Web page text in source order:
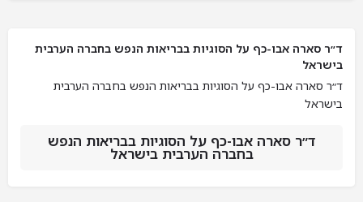
ד״ר סארה אבו-כף על הסוגיות בבריאות הנפש בחברה הערבית
בישראל
ד״ר סארה אבו-כף על הסוגיות בבריאות הנפש בחברה הערבית
בישראל
ד״ר סארה אבו-כף על הסוגיות בבריאות הנפש
בחברה הערבית בישראל